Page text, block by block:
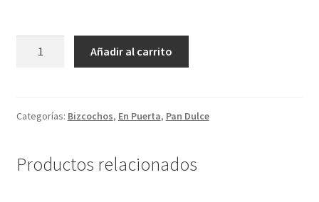
Añadir al carrito
Categorías: Bizcochos, En Puerta, Pan Dulce
Productos relacionados